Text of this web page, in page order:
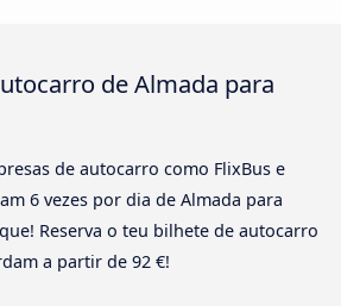
de Almada para
de autocarro como FlixBus e
6 vezes por dia de Almada para
Reserva o teu bilhete de autocarro
a partir de 92 €!